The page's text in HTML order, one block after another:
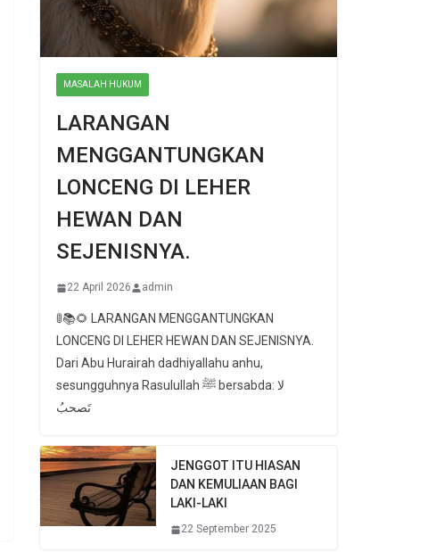
MASALAH HUKUM
LARANGAN
MENGGANTUNGKAN
LONCENG DI LEHER
HEWAN DAN
SEJENISNYA.
22 April 2026 admin
🚦📚🌻 LARANGAN MENGGANTUNGKAN
LONCENG DI LEHER HEWAN DAN SEJENISNYA.
Dari Abu Hurairah dadhiyallahu anhu,
sesungguhnya Rasulullah ﷺ bersabda: لا
تَصحبُ
JENGGOT ITU HIASAN
DAN KEMULIAAN BAGI
LAKI-LAKI
22 September 2025